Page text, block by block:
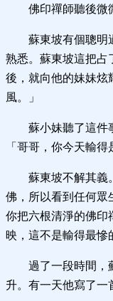
佛印禪師聽後微
蘇東坡有個聰明
熟悉。蘇東坡這把占
後，就向他的妹妹炫
風。」
蘇小妹聽了這件
「哥哥，你今天輸得
蘇東坡不解其義
佛，所以看到任何眾
你把六根清淨的佛印
映，這不是輸得最慘
過了一段時間，
升。有一天他寫了一